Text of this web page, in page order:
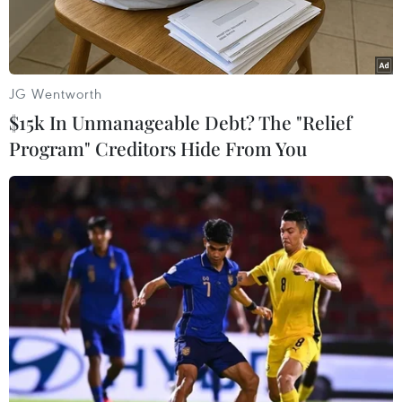
Trẻ em lấy nước sinh hoạt tại một trại tị nạn ở tỉnh Hodeida,
Yemen. (Ảnh: AFP/TTXVN)
Một báo cáo được Liên hợp quốc công bố ngày
18/8 đã gióng lên hồi chuông báo động về tình
trạng suy dinh dưỡng nghiêm trọng ở trẻ em
JG Wentworth
$15k In Unmanageable Debt? The "Relief
Program" Creditors Hide From You